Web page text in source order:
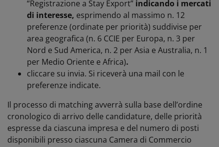
“Registrazione a Stay Export” indicando i mercati
di interesse, esprimendo al massimo n. 12
preferenze (ordinate per priorità) suddivise per
area geografica (n. 6 CCIE per Europa, n. 3 per
Nord e Sud America, n. 2 per Asia e Australia, n. 1
per Medio Oriente e Africa).
cliccare su invia. Si riceverà una mail con le
preferenze indicate.
Il processo di matching avverrà sulla base dell’ordine
cronologico di arrivo delle candidature, delle priorità
espresse da ciascuna impresa e del numero di posti
disponibili presso ciascuna Camera di Commercio